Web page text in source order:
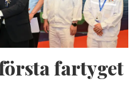
fartyget